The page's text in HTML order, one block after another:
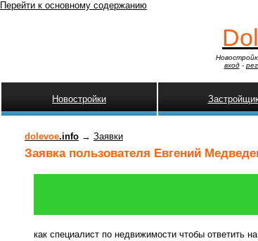
Перейти к основному содержанию
вход-
Новостройки
dolevoe.info → Заявки
Заявка пользователя Евгений
как специалист по недвижимости чтобы ответить